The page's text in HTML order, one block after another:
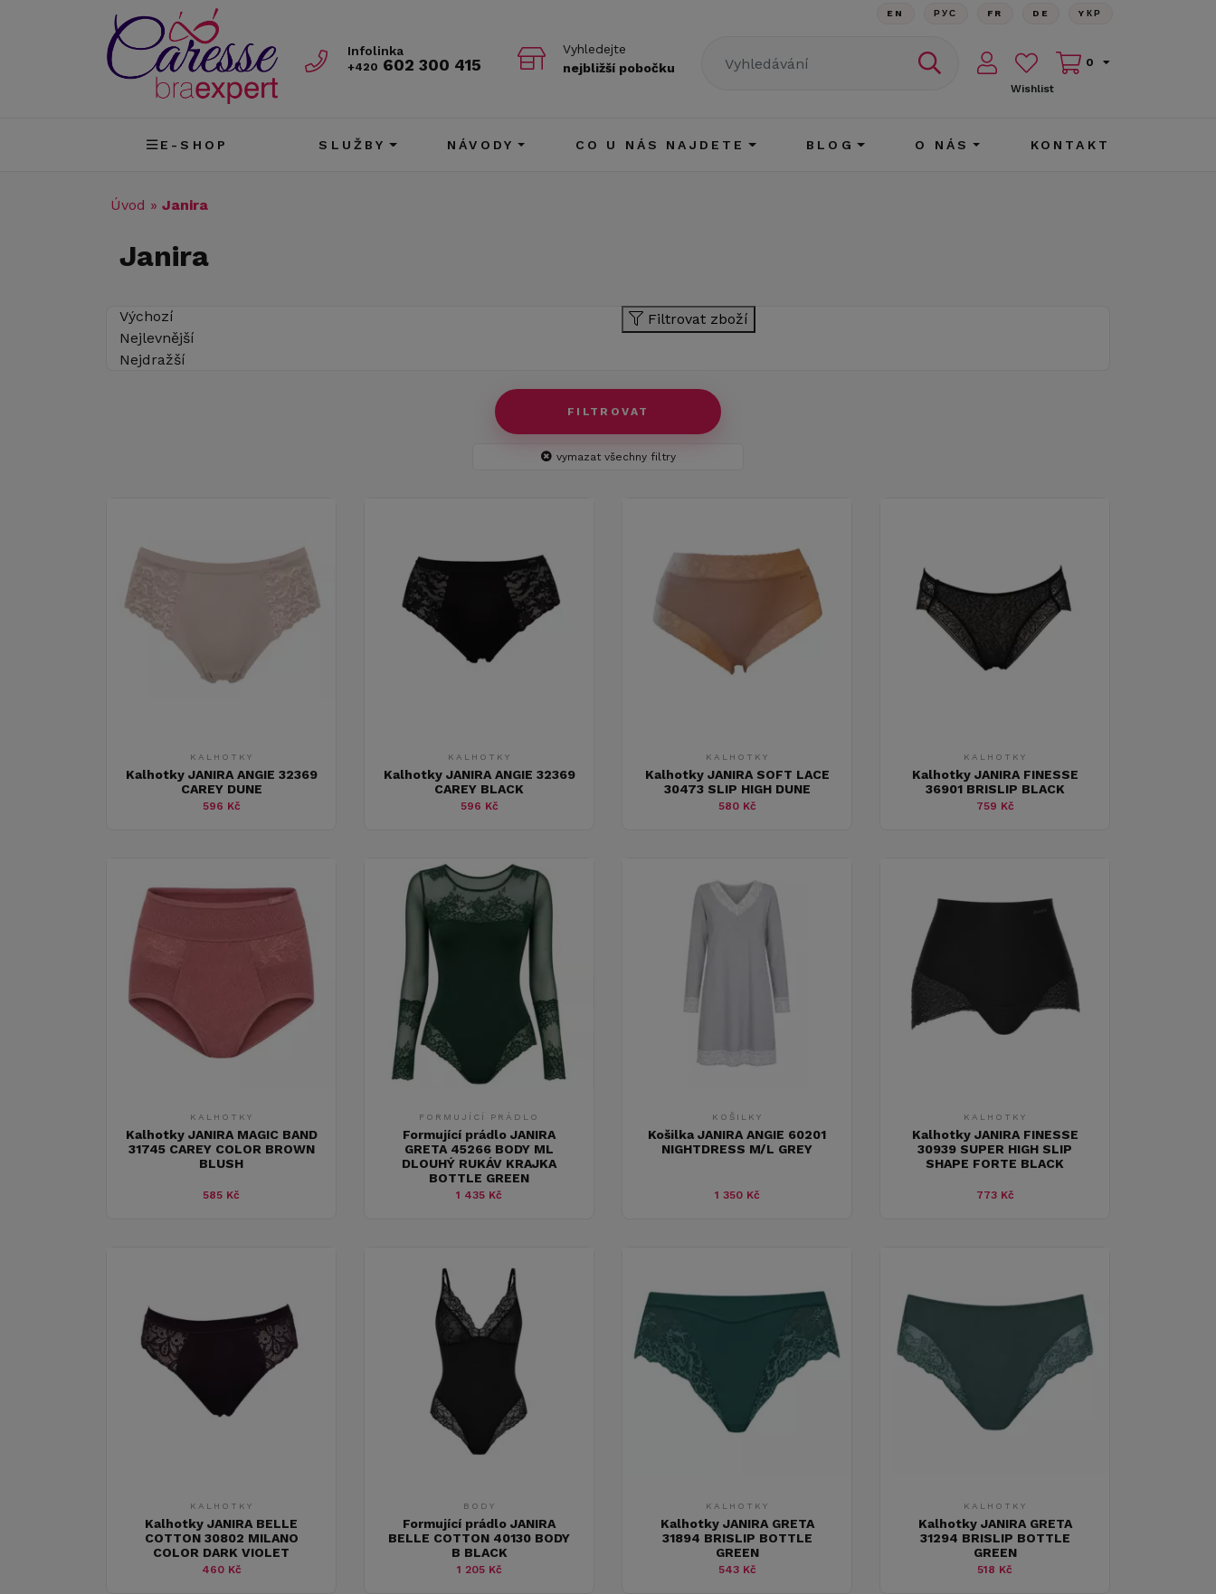
Infolinka
+420 602 300 415
Vyhledejte
nejbližší pobočku
EN РУС FR DE YКР
Wishlist
0
E-SHOP SLUŽBY NÁVODY CO U NÁS NAJDETE BLOG O NÁS KONTAKT
Úvod » Janira
Janira
Výchozí
Nejlevnější
Nejdražší
Filtrovat zboží
FILTROVAT
vymazat všechny filtry
KALHOTKY
Kalhotky JANIRA ANGIE 32369
CAREY DUNE
596 Kč
KALHOTKY
Kalhotky JANIRA ANGIE 32369
CAREY BLACK
596 Kč
KALHOTKY
Kalhotky JANIRA SOFT LACE
30473 SLIP HIGH DUNE
580 Kč
KALHOTKY
Kalhotky JANIRA FINESSE
36901 BRISLIP BLACK
759 Kč
KALHOTKY
Kalhotky JANIRA MAGIC BAND
31745 CAREY COLOR BROWN
BLUSH
585 Kč
FORMUJÍCÍ PRÁDLO
Formující prádlo JANIRA
GRETA 45266 BODY ML
DLOUHÝ RUKÁV KRAJKA
BOTTLE GREEN
1 435 Kč
KOŠILKY
Košilka JANIRA ANGIE 60201
NIGHTDRESS M/L GREY
1 350 Kč
KALHOTKY
Kalhotky JANIRA FINESSE
30939 SUPER HIGH SLIP
SHAPE FORTE BLACK
773 Kč
KALHOTKY
Kalhotky JANIRA BELLE
COTTON 30802 MILANO
COLOR DARK VIOLET
460 Kč
BODY
Formující prádlo JANIRA
BELLE COTTON 40130 BODY
B BLACK
1 205 Kč
KALHOTKY
Kalhotky JANIRA GRETA
31894 BRISLIP BOTTLE
GREEN
543 Kč
KALHOTKY
Kalhotky JANIRA GRETA
31294 BRISLIP BOTTLE
GREEN
518 Kč